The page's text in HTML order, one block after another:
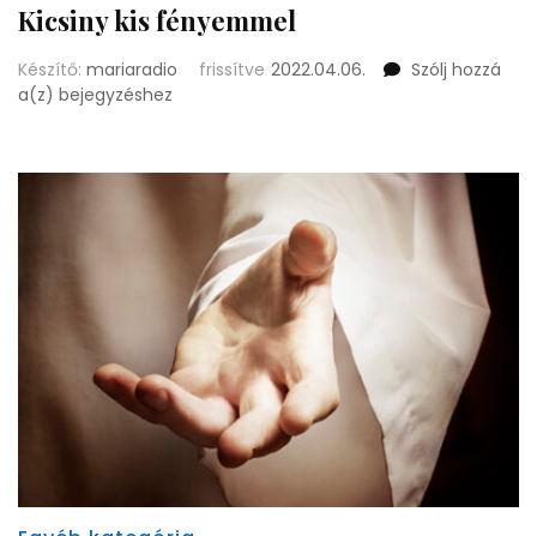
Kicsiny kis fényemmel
Készítő: mariaradio frissítve 2022.04.06.
Szólj hozzá
a(z) Kicsiny
bejegyzéshez